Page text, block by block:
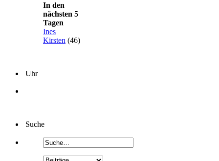
In den
nächsten 5
Tagen
Ines
Kirsten (46)
Uhr
Suche